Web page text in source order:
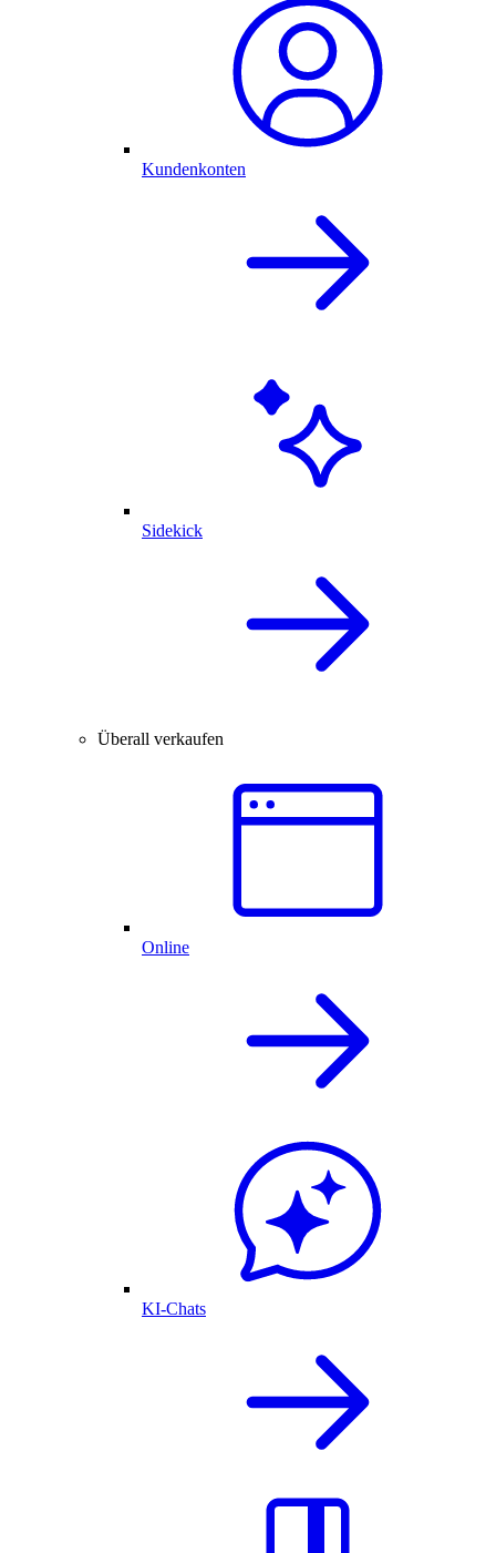
Kundenkonten
Sidekick
Überall verkaufen
Online
KI-Chats